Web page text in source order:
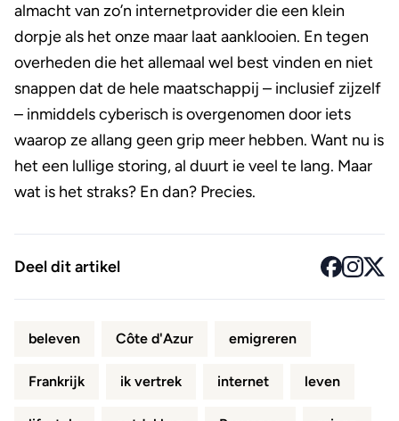
almacht van zo’n internetprovider die een klein
dorpje als het onze maar laat aanklooien. En tegen
overheden die het allemaal wel best vinden en niet
snappen dat de hele maatschappij – inclusief zijzelf
– inmiddels cyberisch is overgenomen door iets
waarop ze allang geen grip meer hebben. Want nu is
het een lullige storing, al duurt ie veel te lang. Maar
wat is het straks? En dan? Precies.
Deel dit artikel
beleven Côte d'Azur emigreren
Frankrijk ik vertrek internet leven